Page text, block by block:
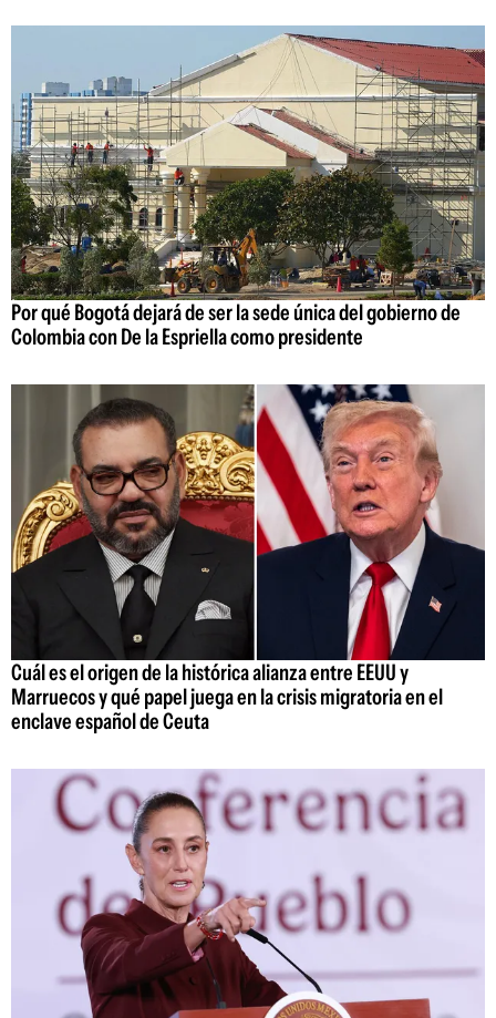
Por qué Bogotá dejará de ser la sede única del gobierno de
Colombia con De la Espriella como presidente
Cuál es el origen de la histórica alianza entre EEUU y
Marruecos y qué papel juega en la crisis migratoria en el
enclave español de Ceuta